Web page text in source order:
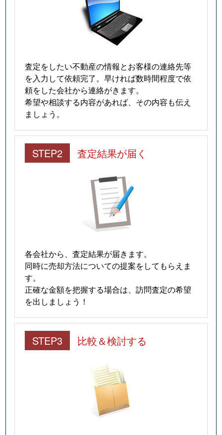
査定をしたい不動産の情報とお客様の連絡先等
を入力して依頼完了。早ければ数時間程度で依
頼をした会社から連絡がきます。
希望や相談する内容があれば、その内容も伝え
ましょう。
STEP2 査定結果が届く
各会社から、査定結果が届きます。
同時に売却方法についての提案をしてもらえま
す。
正確な金額を把握する場合は、訪問査定の希望
を出しましょう！
STEP3 比較＆検討する